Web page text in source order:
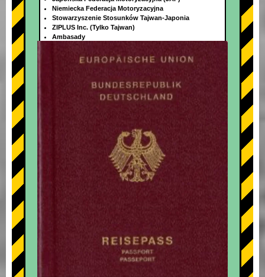
+
Niemiecka Federacja Motoryzacyjna
Stowarzyszenie Stosunków Tajwan-Japonia
ZIPLUS Inc. (Tylko Tajwan)
Ambasady